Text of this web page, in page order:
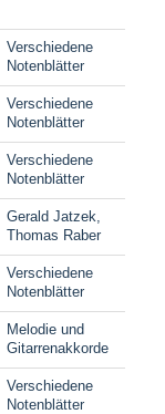
Verschiedene
Notenblätter
Verschiedene
Notenblätter
Verschiedene
Notenblätter
Gerald Jatzek,
Thomas Raber
Verschiedene
Notenblätter
Melodie und
Gitarrenakkorde
Verschiedene
Notenblätter